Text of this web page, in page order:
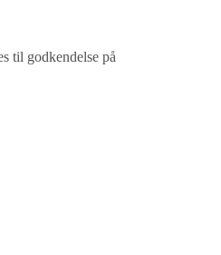
til godkendelse på